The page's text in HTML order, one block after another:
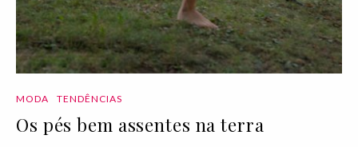
MODA TENDÊNCIAS
Os pés bem assentes na terra